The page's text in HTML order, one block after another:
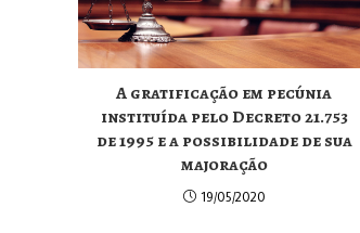
A gratificação em pecúnia
instituída pelo Decreto 21.753
de 1995 e a possibilidade de sua
majoração
19/05/2020